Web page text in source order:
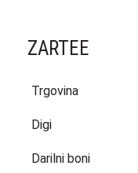
ZARTEE
Trgovina
Digi
Darilni boni